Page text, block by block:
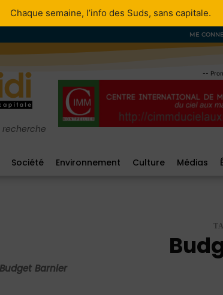
ME
recherche
--
Société Environnement Culture Médias
Budget Barnier
Chaque semaine, l’info des Suds, sans capitale.